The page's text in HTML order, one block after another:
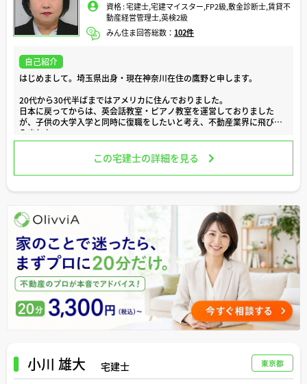
住宅ローンやリフォーム、地域の最新情報など、気になる事がございま
したら、どのような些細なことでもお気軽にご相談ください。
どうぞよろしくお願い致します。
資格 :宅建士,宅建マイスター,FP2級,敷金診断士,賃貸不
動産経営管理士,英検2級
みん住ま回答総数：102件
自己紹介
はじめまして。埼玉県出身・現在神奈川在住の鷹野と申します。
20代から30代半ばまではアメリカに住んでおりました。
日本に戻ってからは、英会話教室・ピアノ教室を運営しておりました
が、子供の大学入学と同時に復職をしたいと考え、不動産業界に飛び込
みました。
4年前から横須賀の不動産業者に入社し、米軍賃貸住宅の賃貸業務をし
ておりましたが、自分はもっとお客様の近くでお仕事をしたいと考える
ようになり、売買営業のお仕事をさせて頂ける現在の三協ハウジングへ
難しい法律の言葉や、取引のことなどを専門用語で説明して済ませるだ
けではなく、
お客様が理解できるようにかみ砕いてご説明することを務めておりま
す。
また、私自身も現在 草津にセカンドハウスを持っており、セカンドハ
ウスに関しては自身の経験からご対応も可能です。
女性の売買営業は、まだこの業界では少ない存在ではあります。
ただ、よく考えて頂くと、家を購入した後には通常女性の方が長い時間
ですから、女性目線での営業ができることは、私の強みだと思っており
ます。
この宅建士の詳細を見る
小川 雄大 宅建士 東京都